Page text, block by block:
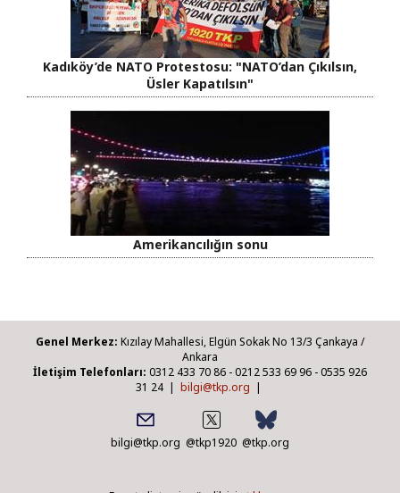
Kadıköy’de NATO Protestosu: "NATO’dan Çıkılsın,
Üsler Kapatılsın"
Amerikancılığın sonu
Genel Merkez: Kızılay Mahallesi, Elgün Sokak No 13/3 Çankaya /
Ankara
İletişim Telefonları: 0312 433 70 86 - 0212 533 69 96 - 0535 926
31 24 | bilgi@tkp.org |
bilgi@tkp.org @tkp1920 @tkp.org